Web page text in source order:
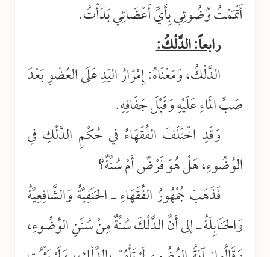
أَتْمَمْتُ وُضُوئِي بِأَيِّ أَعْضَائِي بَدَأْتُ.
رابعاً: الدَّلْكُ:
الدَّلْكُ، وَمَعْنَاهُ: إِمْرَارُ اليَدِ عَلَى العُضْوِ بَعْدَ
صَبِّ المَاءِ عَلَيْهِ وَقَبْلَ جَفَافِهِ.
وَقَدِ اخْتَلَفَ الفُقَهَاءُ في حُكْمِ الدَّلْكِ في
الوُضُوءِ، هَلْ هُوَ فَرْضٌ أَمْ سُنَّةٌ؟
فَذَهَبَ جُمْهُورُ الفُقَهَاءِ ـ الحَنَفِيَّةُ وَالشَّافِعِيَّةُ
وَالحَنَابِلَةُ ـ إلى أَنَّ الدَّلْكَ سُنَّةٌ مِنْ سُنَنِ الوُضُوءِ،